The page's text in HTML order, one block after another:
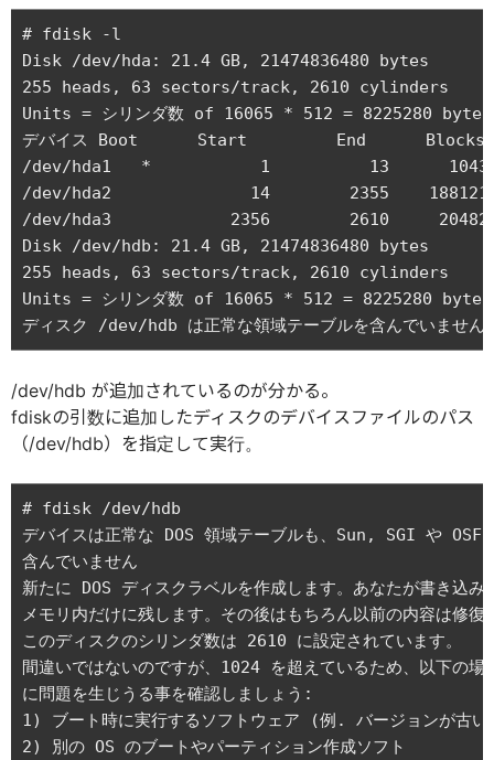
# fdisk -l
Disk /dev/hda: 21.4 GB, 21474836480 bytes
255 heads, 63 sectors/track, 2610 cylinders
Units = シリンダ数 of 16065 * 512 = 8225280 bytes
デバイス Boot      Start         End      Blocks
/dev/hda1   *           1          13
/dev/hda2              14        2355
/dev/hda3            2356        2610
Disk /dev/hdb: 21.4 GB, 21474836480 bytes
255 heads, 63 sectors/track, 2610 cylinders
Units = シリンダ数 of 16065 * 512 = 8225280 bytes
/dev/hdb が追加されているのが分かる。
fdiskの引数に追加したディスクのデバイスファイルのパス
（/dev/hdb）を指定して実行。
# fdisk /dev/hdb
デバイスは正常な DOS 領域テーブルも、Sun, SGI や OSF
含んでいません
新たに DOS ディスクラベルを作成します。あなたが書き込み
メモリ内だけに残します。その後はもちろん以前の内容は修復
このディスクのシリンダ数は 2610 に設定されています。
間違いではないのですが、1024 を超えているため、以下の場
に問題を生じうる事を確認しましょう:
1) ブート時に実行するソフトウェア (例. バージョンが古
2) 別の OS のブートやパーティション作成ソフト